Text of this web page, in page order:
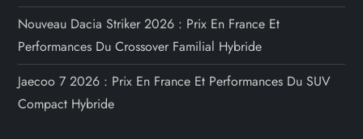
Nouveau Dacia Striker 2026 : Prix En France Et
Performances Du Crossover Familial Hybride
Jaecoo 7 2026 : Prix En France Et Performances Du SUV
Compact Hybride